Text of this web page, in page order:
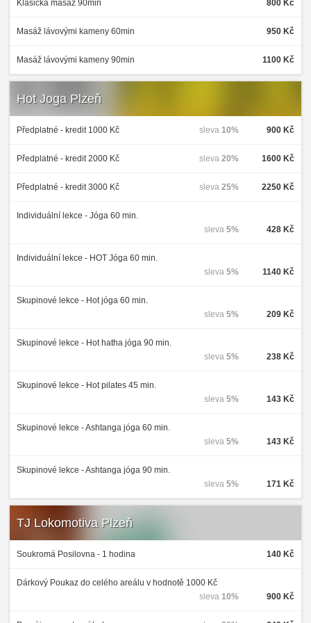
Klasická masáž 90min 800 Kč
Masáž lávovými kameny 60min 950 Kč
Masáž lávovými kameny 90min 1100 Kč
Hot Joga Plzeň
Předplatné - kredit 1000 Kč 900 Kč
sleva 10%
Předplatné - kredit 2000 Kč 1600 Kč
sleva 20%
Předplatné - kredit 3000 Kč 2250 Kč
sleva 25%
Individuální lekce - Jóga 60 min.
428 Kč
sleva 5%
Individuální lekce - HOT Jóga 60 min.
1140 Kč
sleva 5%
Skupinové lekce - Hot jóga 60 min.
209 Kč
sleva 5%
Skupinové lekce - Hot hatha jóga 90 min.
238 Kč
sleva 5%
Skupinové lekce - Hot pilates 45 min.
143 Kč
sleva 5%
Skupinové lekce - Ashtanga jóga 60 min.
143 Kč
sleva 5%
Skupinové lekce - Ashtanga jóga 90 min.
171 Kč
sleva 5%
TJ Lokomotiva Plzeň
Soukromá Posilovna - 1 hodina 140 Kč
Dárkový Poukaz do celého areálu v hodnotě 1000 Kč
900 Kč
sleva 10%